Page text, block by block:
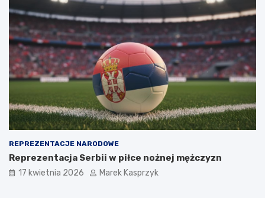
REPREZENTACJE NARODOWE
Reprezentacja Serbii w piłce nożnej mężczyzn
17 kwietnia 2026 Marek Kasprzyk